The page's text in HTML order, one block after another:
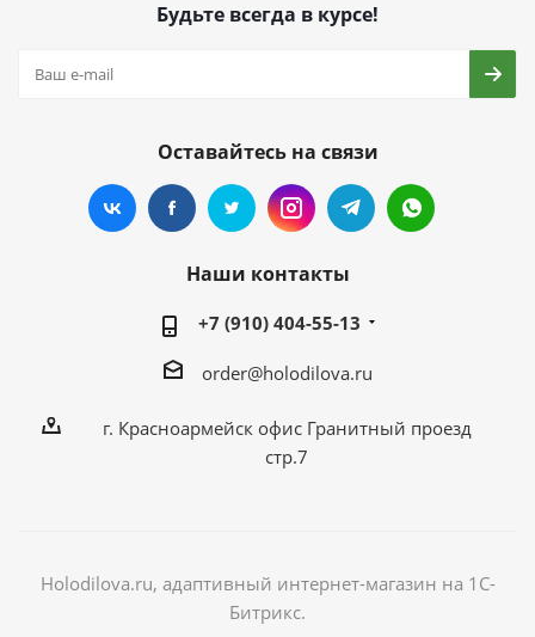
Будьте всегда в курсе!
Оставайтесь на связи
Наши контакты
+7 (910) 404-55-13
order@holodilova.ru
г. Красноармейск офис Гранитный проезд
стр.7
Holodilova.ru, адаптивный интернет-магазин на 1С-
Битрикс.